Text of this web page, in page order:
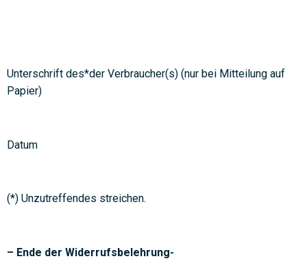
Unterschrift des*der Verbraucher(s) (nur bei Mitteilung auf
Papier)
Datum
(*) Unzutreffendes streichen.
– Ende der Widerrufsbelehrung-